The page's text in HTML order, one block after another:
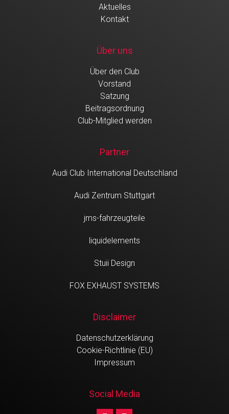
Aktuelles
Kontakt
Über uns
Über den Club
Vorstand
Satzung
Beitragsordnung
Club-Mitglied werden
Partner
Audi Club International Deutschland
Audi Zentrum Stuttgart
jms-fahrzeugteile
liquidelements
Stuii Design
FOX EXHAUST SYSTEMS
Disclaimer
Datenschutzerklärung
Cookie-Richtlinie (EU)
Impressum
Social Media